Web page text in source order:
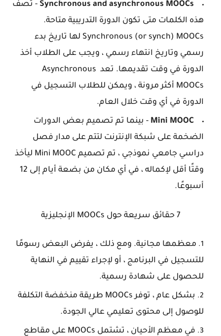
Synchronous and asynchronous MOOCs - تصف
هذه الكلمات متى تكون الدورة التدريبية متاحة.
Synchronous (or synch) MOOCs لها تاريخ بدء
رسمي وتاريخ انتهاء رسمي ، ويجب على الطلاب أخذ
الدورة في وقت تقديمها. تعد Asynchronous
MOOCs أكثر مرونة ، ويمكن للطلاب التسجيل في
الدورة في أي وقت خلال العام.
Mini MOOC - بينما تم تصميم بعض الدورات
الضخمة على شبكة الإنترنت لتتم على مدار فصل
دراسي جامعي نموذجي ، تم تصميم Mini MOOC ليأخذ
وقتًا أقل لإكماله ، في أي مكان من بضعة أيام إلى 12
أسبوعًا.
7 حقائق سريعة حول MOOCs الإنجليزية
معظمها مجانية. ومع ذلك ، يفرض البعض رسومًا
للتسجيل في البرنامج ، أو لإجراء تقييم في النهاية
للحصول على شهادة رسمية.
بشكل عام ، توفر MOOCs طريقة منخفضة التكلفة
للوصول إلى محتوى تعليمي عالي الجودة.
في معظم الأحيان ، تشتمل MOOCs على مقاطع